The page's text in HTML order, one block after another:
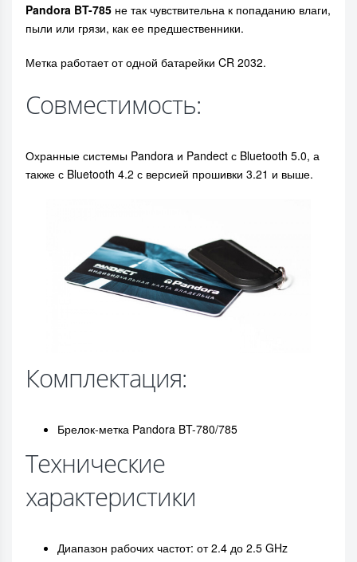
Pandora BT-785 не так чувствительна к попаданию влаги,
пыли или грязи, как ее предшественники.
Метка работает от одной батарейки CR 2032.
Совместимость:
Охранные системы Pandora и Pandect с Bluetooth 5.0, а
также с Bluetooth 4.2 с версией прошивки 3.21 и выше.
Комплектация:
Брелок-метка Pandora BT-780/785
Технические
характеристики
Диапазон рабочих частот: от 2.4 до 2.5 GHz